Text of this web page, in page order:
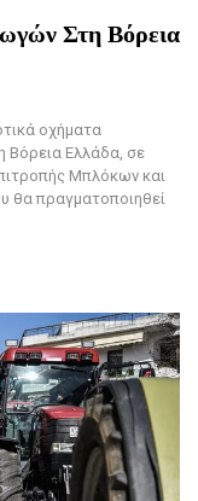
Στη Βόρεια
οχήματα
Βόρεια Ελλάδα, σε
Μπλόκων και
θα πραγματοποιηθεί